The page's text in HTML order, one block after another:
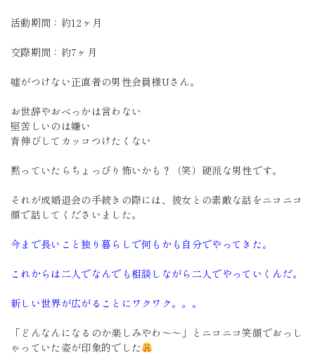
活動期間：約12ヶ月
交際期間：約7ヶ月
嘘がつけない正直者の男性会員様Uさん。
お世辞やおべっかは言わない
堅苦しいのは嫌い
背伸びしてカッコつけたくない
黙っていたらちょっぴり怖いかも？（笑）硬派な男性です。
それが成婚退会の手続きの際には、彼女との素敵な話をニコニコ
顔で話してくださいました。
今まで長いこと独り暮らしで何もかも自分でやってきた。
これからは二人でなんでも相談しながら二人でやっていくんだ。
新しい世界が広がることにワクワク。。。
「どんなんになるのか楽しみやわ～～」とニコニコ笑顔でおっし
ゃっていた姿が印象的でした